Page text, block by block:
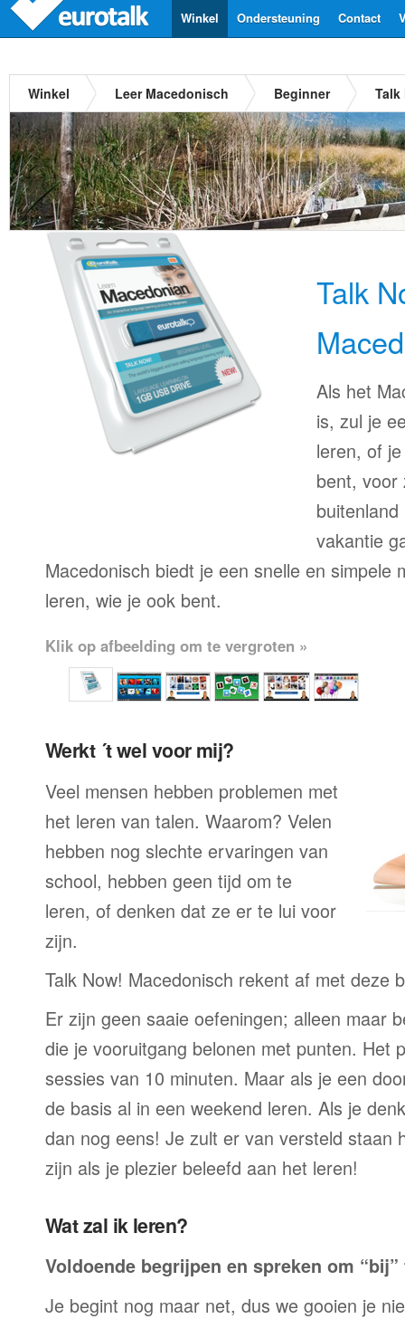
Contact
Ondersteuning
Winkel
Winkel Leer Macedonisch Beginner Talk
Talk
Als het
is, zul je
leren, of
bent, voor
vakantie
Macedonisch biedt je een snelle en simpele
leren, wie je ook bent.
Klik op afbeelding om te vergroten »
Werkt ´t wel voor mij?
Veel mensen hebben problemen met
het leren van talen. Waarom? Velen
hebben nog slechte ervaringen van
school, hebben geen tijd om te
leren, of denken dat ze er te lui voor
zijn.
Talk Now! Macedonisch rekent af met deze
Er zijn geen saaie oefeningen; alleen maar
die je vooruitgang belonen met punten. Het
sessies van 10 minuten. Maar als je een
de basis al in een weekend leren. Als je
dan nog eens! Je zult er van versteld staan
zijn als je plezier beleefd aan het leren!
Wat zal ik leren?
Voldoende begrijpen en spreken om
Je begint nog maar net, dus we gooien je